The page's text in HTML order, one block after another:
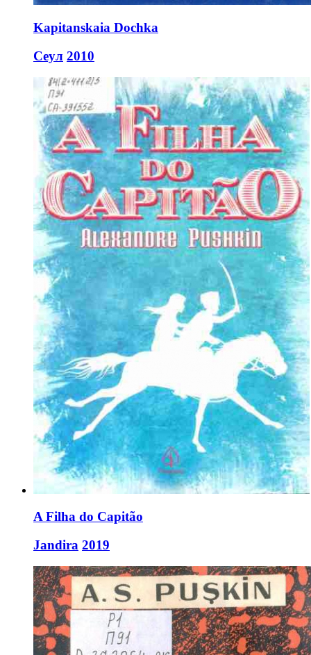
Kapitanskaia Dochka
Сеул 2010
A Filha do Capitão
Jandira 2019